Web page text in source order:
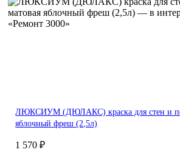
ЛЮКСИУМ (ДЮЛАКС) краска для стен и
яблочный фреш (2,5л)
1 570 ₽